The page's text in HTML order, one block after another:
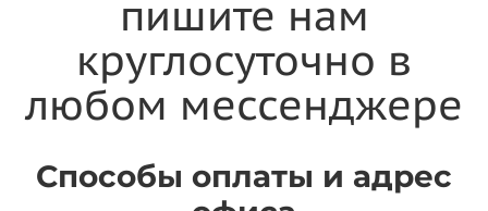
пишите нам
круглосуточно в
любом мессенджере
Способы оплаты и адрес